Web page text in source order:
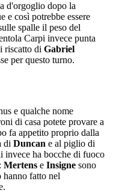
d'orgoglio dopo la
e così potrebbe essere
spalle il peso del
Carpi invece punta
riscatto di Gabriel
per questo turno.
e qualche nome
di casa potete provare a
fa appetito proprio dalla
di Duncan e al piglio di
ha bocche di fuoco
Mertens e Insigne sono
hanno fatto nel